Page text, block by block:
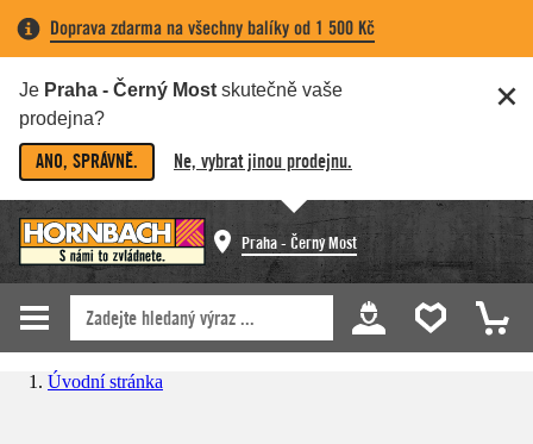
Doprava zdarma na všechny balíky od 1 500 Kč
Je Praha - Černý Most skutečně vaše
prodejna?
ANO, SPRÁVNĚ. Ne, vybrat jinou prodejnu.
Praha - Černý Most
Úvodní stránka